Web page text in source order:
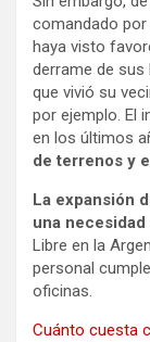
comandado por
haya visto
derrame de
que vivió su
por ejemplo. El
en los últimos
de terrenos y
La expansión
una
Libre en la
personal
oficinas.
Cuánto cuesta